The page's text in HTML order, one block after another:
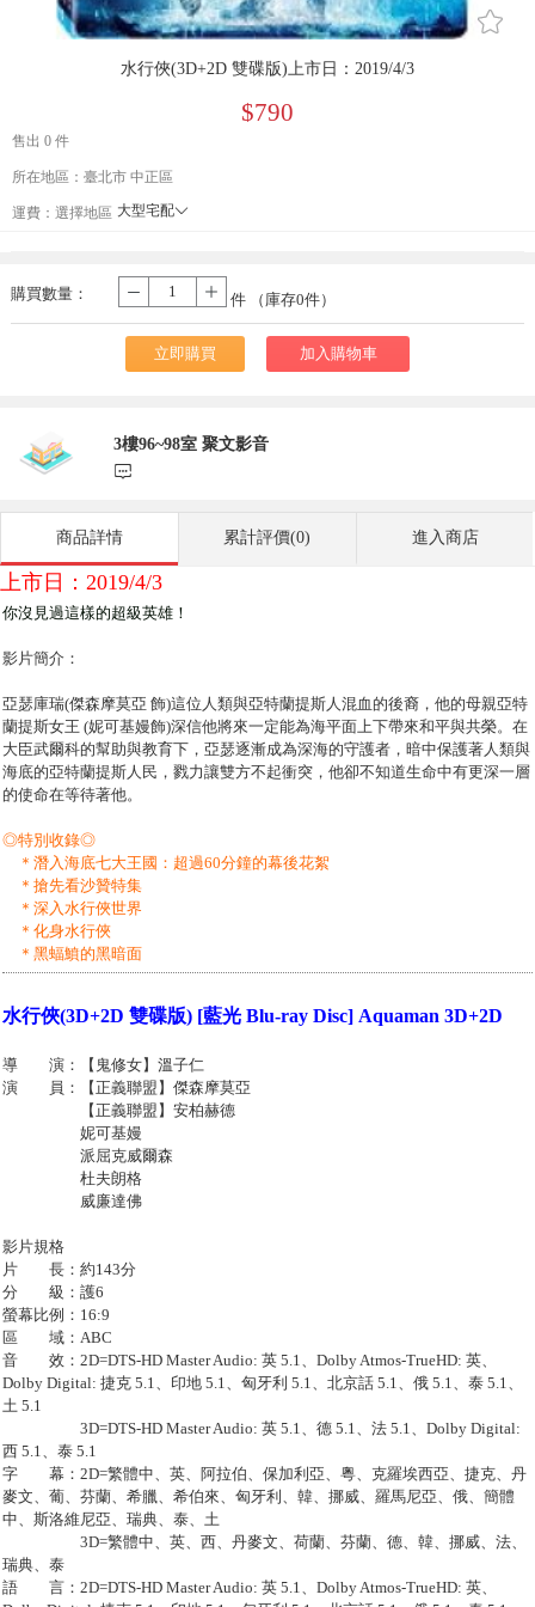
󰄔
水行俠(3D+2D 雙碟版)上市日：2019/4/3
$790
售出 0 件
所在地區：臺北市 中正區
運費： 選擇地區 大型宅配󰄘
購買數量：
- 件 （庫存0件）
立即購買 加入購物車
3樓96~98室 聚文影音
󰃨
商品詳情 累計評價(0) 進入商店
上市日：2019/4/3
你沒見過這樣的超級英雄！
影片簡介：
亞瑟庫瑞(傑森摩莫亞 飾)這位人類與亞特蘭提斯人混血的後裔，他的母親亞特
蘭提斯女王 (妮可基嫚飾)深信他將來一定能為海平面上下帶來和平與共榮。在
大臣武爾科的幫助與教育下，亞瑟逐漸成為深海的守護者，暗中保護著人類與
海底的亞特蘭提斯人民，戮力讓雙方不起衝突，他卻不知道生命中有更深一層
的使命在等待著他。
◎特別收錄◎
＊潛入海底七大王國：超過60分鐘的幕後花絮
＊搶先看沙贊特集
＊深入水行俠世界
＊化身水行俠
＊黑蝠鱝的黑暗面
水行俠(3D+2D 雙碟版) [藍光 Blu-ray Disc] Aquaman 3D+2D
導 演：【鬼修女】溫子仁
演 員：【正義聯盟】傑森摩莫亞
【正義聯盟】安柏赫德
妮可基嫚
派屈克威爾森
杜夫朗格
威廉達佛
影片規格
片 長：約143分
分 級：護6
螢幕比例：16:9
區 域：ABC
音 效：2D=DTS-HD Master Audio: 英 5.1、Dolby Atmos-TrueHD: 英、
Dolby Digital: 捷克 5.1、印地 5.1、匈牙利 5.1、北京話 5.1、俄 5.1、泰 5.1、
土 5.1
3D=DTS-HD Master Audio: 英 5.1、德 5.1、法 5.1、Dolby Digital:
西 5.1、泰 5.1
字 幕：2D=繁體中、英、阿拉伯、保加利亞、粵、克羅埃西亞、捷克、丹
麥文、葡、芬蘭、希臘、希伯來、匈牙利、韓、挪威、羅馬尼亞、俄、簡體
中、斯洛維尼亞、瑞典、泰、土
3D=繁體中、英、西、丹麥文、荷蘭、芬蘭、德、韓、挪威、法、
瑞典、泰
語 言：2D=DTS-HD Master Audio: 英 5.1、Dolby Atmos-TrueHD: 英、